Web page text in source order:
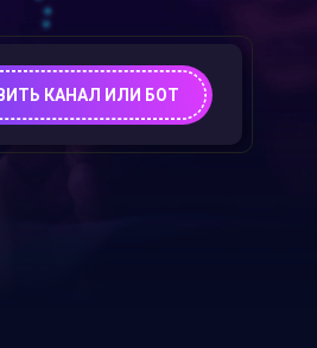
КАНАЛ ИЛИ БОТ